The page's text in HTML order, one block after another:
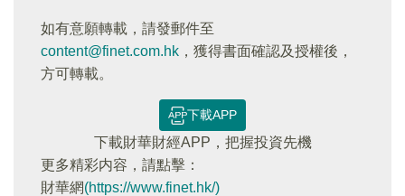
如有意願轉載，請發郵件至
content@finet.com.hk ，獲得書面確認及授權後，
方可轉載。
下載APP
下載財華財經APP，把握投資先機
更多精彩内容，請點擊：
財華網(https://www.finet.hk/)